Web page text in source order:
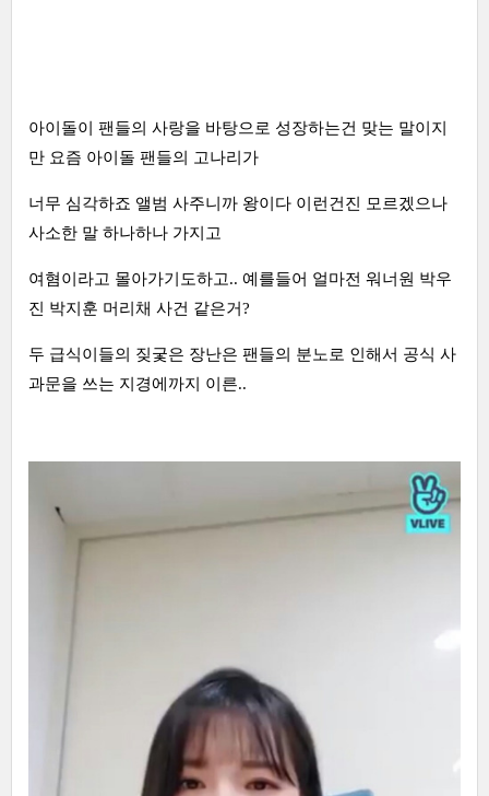
아이돌이 팬들의 사랑을 바탕으로 성장하는건 맞는 말이지
만 요즘 아이돌 팬들의 고나리가
너무 심각하죠 앨범 사주니까 왕이다 이런건진 모르겠으나
사소한 말 하나하나 가지고
여혐이라고 몰아가기도하고.. 예를들어 얼마전 워너원 박우
진 박지훈 머리채 사건 같은거?
두 급식이들의 짖궃은 장난은 팬들의 분노로 인해서 공식 사
과문을 쓰는 지경에까지 이른..